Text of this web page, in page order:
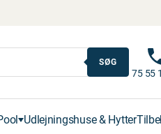
SØG
75 55
Udlejningshuse & Hytter